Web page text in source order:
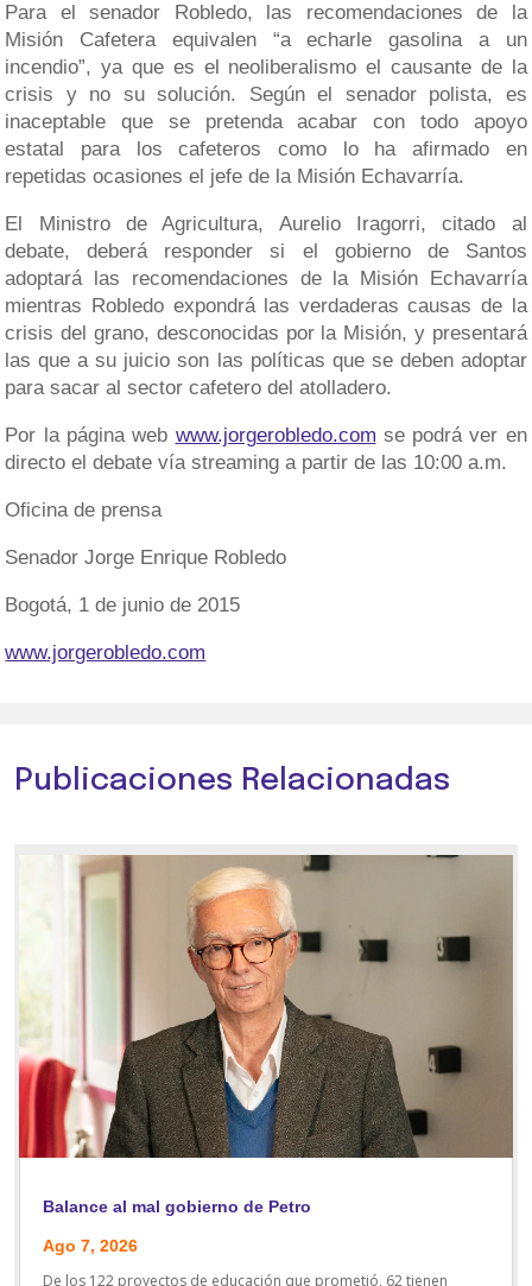
Para el senador Robledo, las recomendaciones de la
Misión Cafetera equivalen “a echarle gasolina a un
incendio”, ya que es el neoliberalismo el causante de la
crisis y no su solución. Según el senador polista, es
inaceptable que se pretenda acabar con todo apoyo
estatal para los cafeteros como lo ha afirmado en
repetidas ocasiones el jefe de la Misión Echavarría.
El Ministro de Agricultura, Aurelio Iragorri, citado al
debate, deberá responder si el gobierno de Santos
adoptará las recomendaciones de la Misión Echavarría
mientras Robledo expondrá las verdaderas causas de la
crisis del grano, desconocidas por la Misión, y presentará
las que a su juicio son las políticas que se deben adoptar
para sacar al sector cafetero del atolladero.
Por la página web www.jorgerobledo.com se podrá ver en
directo el debate vía streaming a partir de las 10:00 a.m.
Oficina de prensa
Senador Jorge Enrique Robledo
Bogotá, 1 de junio de 2015
www.jorgerobledo.com
Publicaciones Relacionadas
Balance al mal gobierno de Petro
Ago 7, 2026
De los 122 proyectos de educación que prometió, 62 tienen